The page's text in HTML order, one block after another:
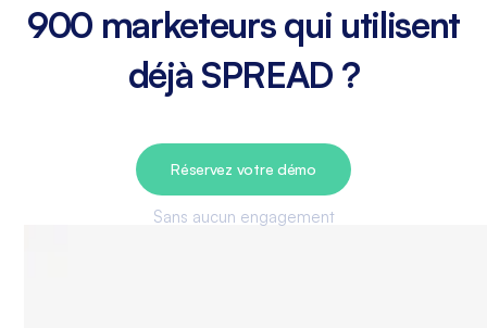
900 marketeurs qui utilisent
déjà SPREAD ?
Réservez votre démo
Sans aucun engagement